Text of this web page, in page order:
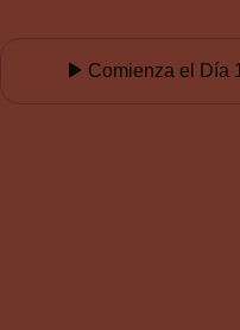
Comienza el Día 1